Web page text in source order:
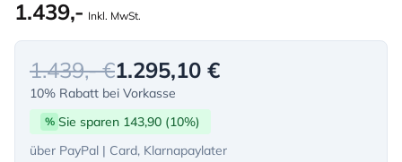
1.439,- Inkl. MwSt.
1.439,- €1.295,10 €
10% Rabatt bei Vorkasse
% Sie sparen 143,90 (10%)
über PayPal | Card, Klarnapaylater